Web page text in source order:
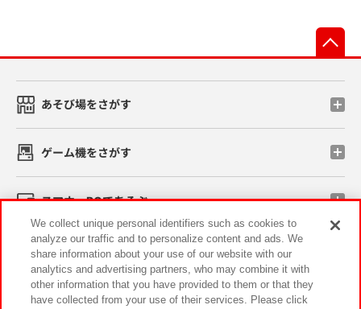
あそび場をさがす
ゲーム機をさがす
スマホ・PCであそぶ
イベント・キャンペーン
We collect unique personal identifiers such as cookies to
analyze our traffic and to personalize content and ads. We
share information about your use of our website with our
analytics and advertising partners, who may combine it with
other information that you have provided to them or that they
have collected from your use of their services. Please click